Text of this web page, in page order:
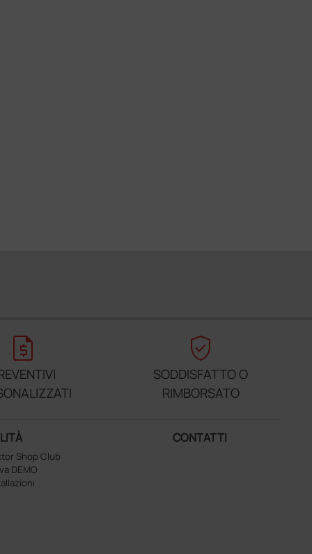
request_quote verified_user
SODDISFATTO O
RIMBORSATO
Shop Club
DEMO
CONTATTI